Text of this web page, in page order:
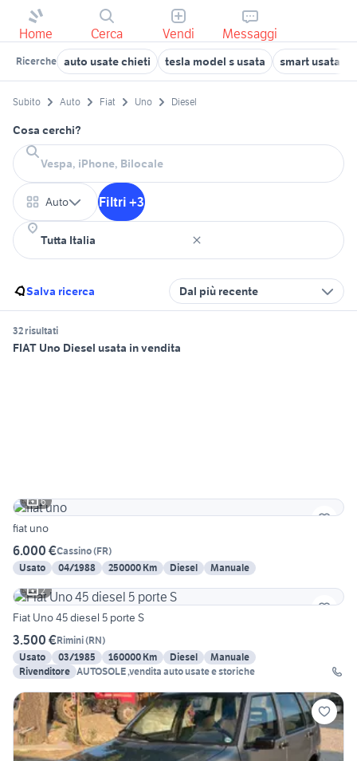
Home Cerca Vendi Messaggi
Ricerche auto usate chieti tesla model s usata smart usata
Subito Auto Fiat Uno Diesel
Cosa cerchi?
Auto Filtri +3
Salva ricerca Dal più recente
32 risultati
FIAT Uno Diesel usata in vendita
6
fiat uno
6.000 €Cassino(FR)
Usato
04/1988 250000 Km Diesel
Manuale
2
Fiat Uno 45 diesel 5 porte S
3.500 €Rimini(RN)
Usato
03/1985 160000 Km Diesel
Manuale
Rivenditore AUTOSOLE ,vendita auto usate e storiche